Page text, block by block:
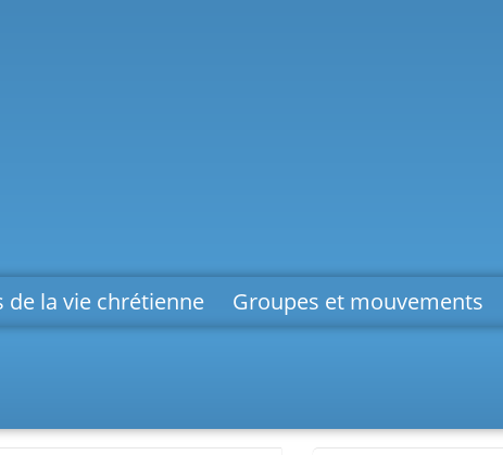
de la vie chrétienne Groupes et mouvements